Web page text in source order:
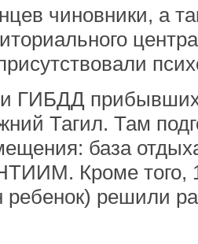
чиновники, а
ГИБДД прибывших
Тагил. Там
база
Кроме того,
ребенок) решили